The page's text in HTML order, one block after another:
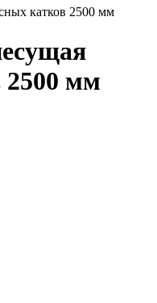
катков 2500 мм
2500 мм